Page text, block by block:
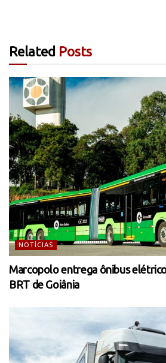
Related Posts
NOTÍCIAS
Marcopolo entrega ônibus
BRT de Goiânia